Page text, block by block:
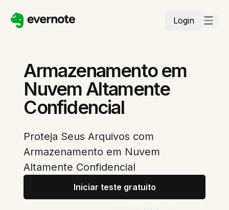
Login
Armazenamento em
Nuvem Altamente
Confidencial
Proteja Seus Arquivos com
Armazenamento em Nuvem
Altamente Confidencial
Iniciar teste gratuito